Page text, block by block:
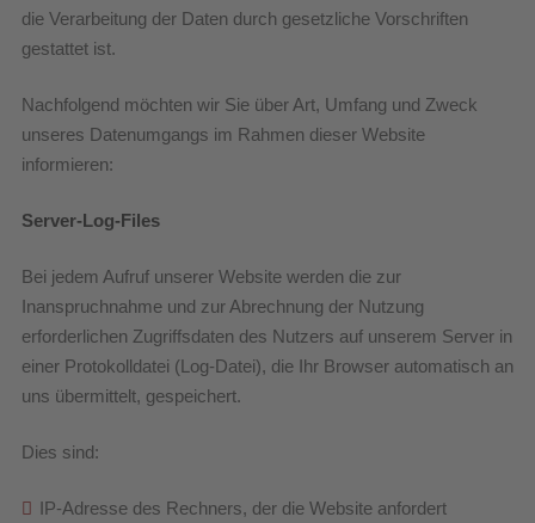
die Verarbeitung der Daten durch gesetzliche Vorschriften
gestattet ist.
Nachfolgend möchten wir Sie über Art, Umfang und Zweck
unseres Datenumgangs im Rahmen dieser Website
informieren:
Server-Log-Files
Bei jedem Aufruf unserer Website werden die zur
Inanspruchnahme und zur Abrechnung der Nutzung
erforderlichen Zugriffsdaten des Nutzers auf unserem Server in
einer Protokolldatei (Log-Datei), die Ihr Browser automatisch an
uns übermittelt, gespeichert.
Dies sind:
IP-Adresse des Rechners, der die Website anfordert